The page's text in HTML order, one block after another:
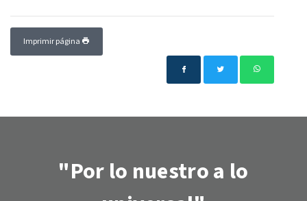
Imprimir página
"Por lo nuestro a lo